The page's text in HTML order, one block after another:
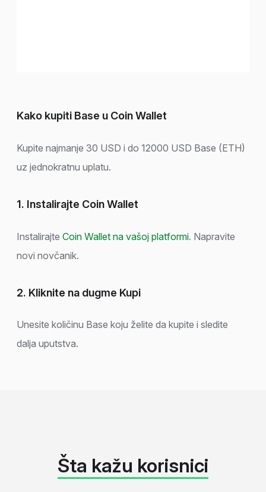
Kako kupiti Base u Coin Wallet
Kupite najmanje 30 USD i do 12000 USD Base (ETH)
uz jednokratnu uplatu.
1. Instalirajte Coin Wallet
Instalirajte Coin Wallet na vašoj platformi. Napravite
novi novčanik.
2. Kliknite na dugme Kupi
Unesite količinu Base koju želite da kupite i sledite
dalja uputstva.
Šta kažu korisnici